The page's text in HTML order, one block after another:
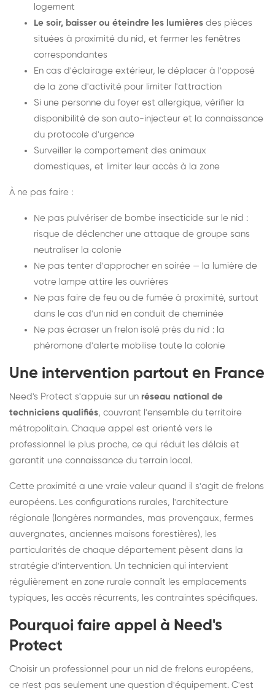
logement
Le soir, baisser ou éteindre les lumières des pièces
situées à proximité du nid, et fermer les fenêtres
correspondantes
En cas d'éclairage extérieur, le déplacer à l'opposé
de la zone d'activité pour limiter l'attraction
Si une personne du foyer est allergique, vérifier la
disponibilité de son auto-injecteur et la connaissance
du protocole d'urgence
Surveiller le comportement des animaux
domestiques, et limiter leur accès à la zone
À ne pas faire :
Ne pas pulvériser de bombe insecticide sur le nid :
risque de déclencher une attaque de groupe sans
neutraliser la colonie
Ne pas tenter d'approcher en soirée — la lumière de
votre lampe attire les ouvrières
Ne pas faire de feu ou de fumée à proximité, surtout
dans le cas d'un nid en conduit de cheminée
Ne pas écraser un frelon isolé près du nid : la
phéromone d'alerte mobilise toute la colonie
Une intervention partout en France
Need's Protect s'appuie sur un réseau national de
techniciens qualifiés, couvrant l'ensemble du territoire
métropolitain. Chaque appel est orienté vers le
professionnel le plus proche, ce qui réduit les délais et
garantit une connaissance du terrain local.
Cette proximité a une vraie valeur quand il s'agit de frelons
européens. Les configurations rurales, l'architecture
régionale (longères normandes, mas provençaux, fermes
auvergnates, anciennes maisons forestières), les
particularités de chaque département pèsent dans la
stratégie d'intervention. Un technicien qui intervient
régulièrement en zone rurale connaît les emplacements
typiques, les accès récurrents, les contraintes spécifiques.
Pourquoi faire appel à Need's
Protect
Choisir un professionnel pour un nid de frelons européens,
ce n'est pas seulement une question d'équipement. C'est